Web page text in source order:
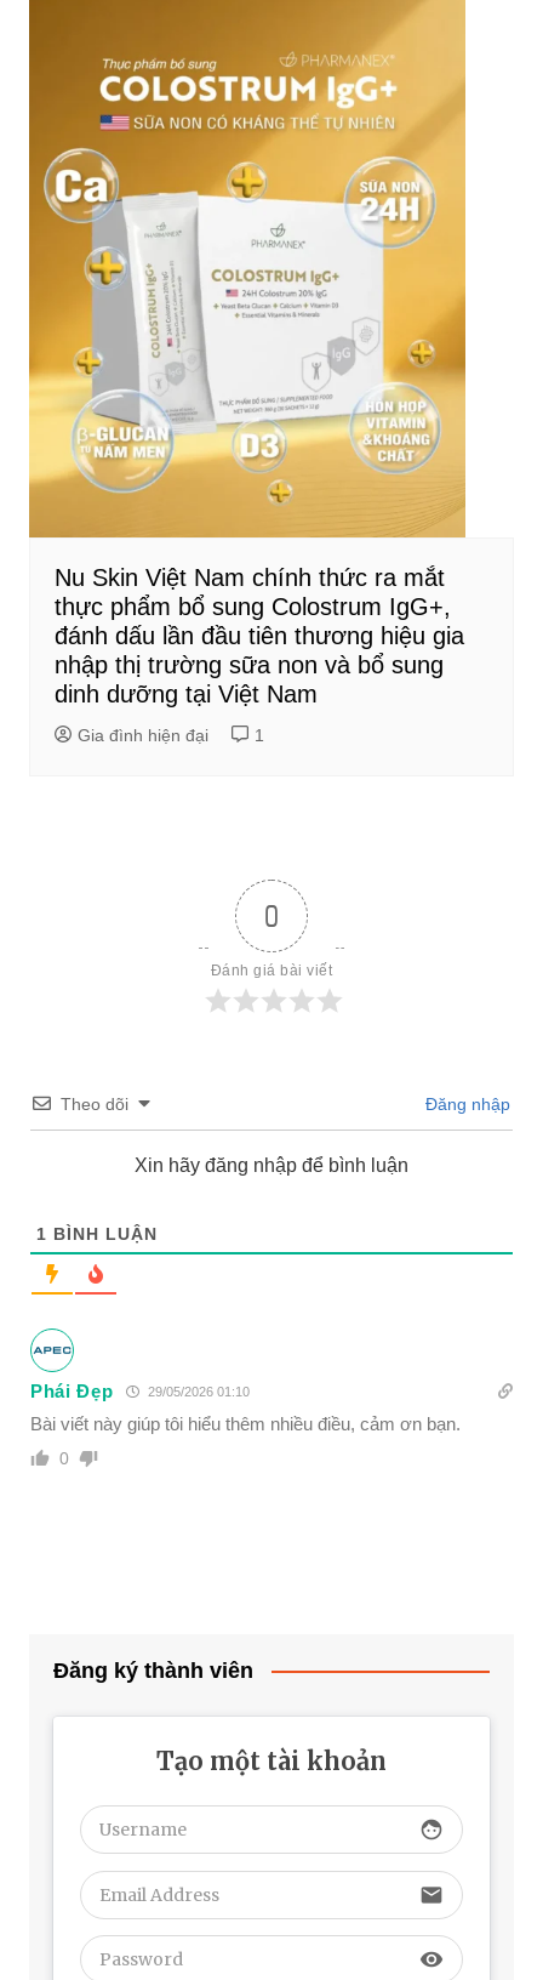
Nu Skin Việt Nam chính thức ra mắt
thực phẩm bổ sung Colostrum IgG+,
đánh dấu lần đầu tiên thương hiệu gia
nhập thị trường sữa non và bổ sung
dinh dưỡng tại Việt Nam
Gia đình hiện đại 1
0
Đánh giá bài viết
Theo dõi Đăng nhập
Xin hãy đăng nhập để bình luận
1 BÌNH LUẬN
Phái Đẹp 29/05/2026 01:10
Bài viết này giúp tôi hiểu thêm nhiều điều, cảm ơn bạn.
0
Đăng ký thành viên
Tạo một tài khoản
face
email
visibility